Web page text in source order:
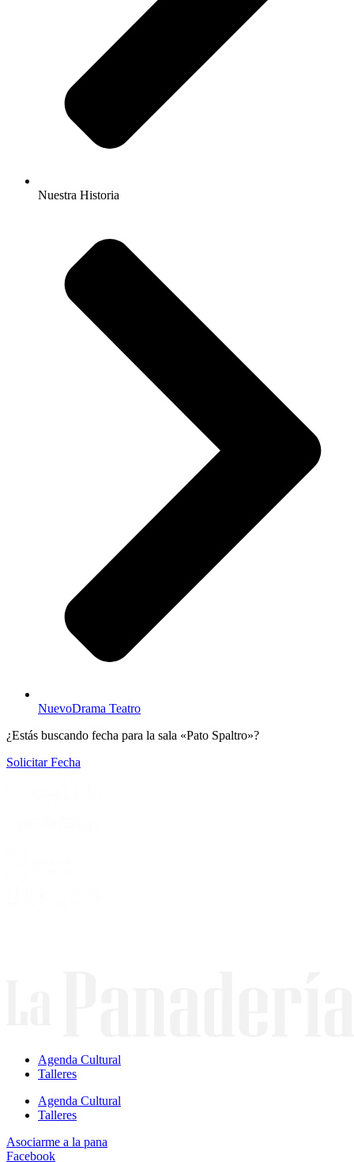
Nuestra Historia
NuevoDrama Teatro
¿Estás buscando fecha para la sala «Pato Spaltro»?
Solicitar Fecha
Agenda Cultural
Talleres
Agenda Cultural
Talleres
Asociarme a la pana
Facebook